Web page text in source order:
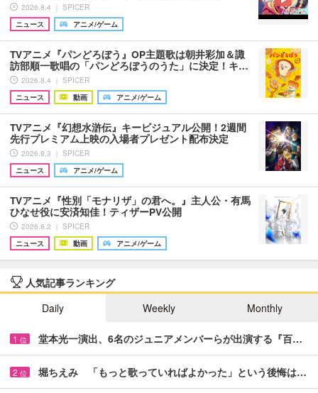
2026.8.4 ｜ SPICER
ニュース
アニメ/ゲーム
TVアニメ『パンどろぼう』OP主題歌は朝井彩加＆諏
訪部順一歌唱の「パンどろぼうのうた」に決定！キ…
2026.8.4 ｜ SPICER
ニュース
動画 アニメ/ゲーム
TVアニメ『幻想水滸伝』キービジュアル公開！2週間
先行プレミアム上映の入場者プレゼント配布決定
2026.8.3 ｜ SPICER
ニュース
アニメ/ゲーム
TVアニメ『性別「モナリザ」の君へ。』主人公・有馬
ひなせ役に安済知佳！ティザーPV公開
2026.8.2 ｜ SPICER
ニュース
動画 アニメ/ゲーム
人気記事ランキング
Daily
Weekly Monthly
1 位 堂本光一演出、6名のジュニアメンバーらが出演する『百…
2 位 堀ちえみ 「もっと歌っていればよかった」という後悔は…